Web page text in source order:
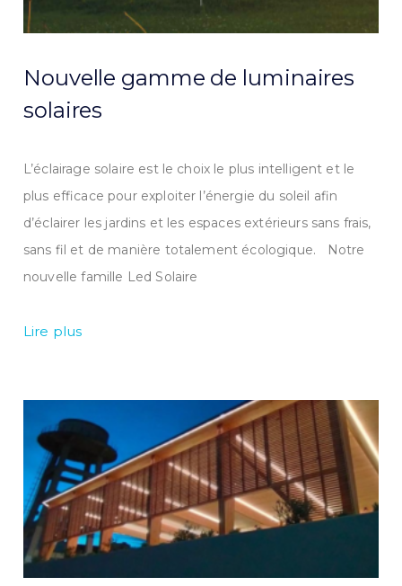
Nouvelle gamme de luminaires
solaires
L’éclairage solaire est le choix le plus intelligent et le
plus efficace pour exploiter l’énergie du soleil afin
d’éclairer les jardins et les espaces extérieurs sans frais,
sans fil et de manière totalement écologique. Notre
nouvelle famille Led Solaire
Lire plus